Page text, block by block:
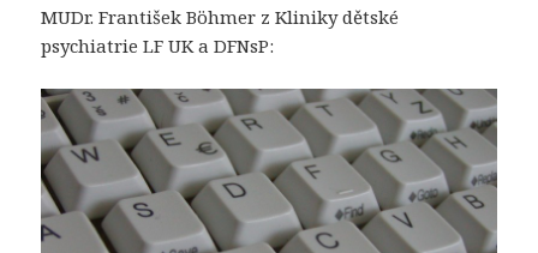
MUDr. František Böhmer z Kliniky dětské
psychiatrie LF UK a DFNsP: